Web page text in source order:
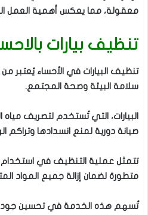
معقولة، مما يعكس أهمية العمل
تنظيف بيارات
تنظيف البيارات في الأحساء يُعتبر
سلامة البيئة وصحة المجتمع.
البيارات، التي تُستخدم لتصريف
صيانة دورية لمنع انسدادها وتراكم
تتمثل عملية التنظيف في استخدام
متطورة لضمان إزالة جميع المواد
تُسهم هذه الخدمة في تحسين جودة